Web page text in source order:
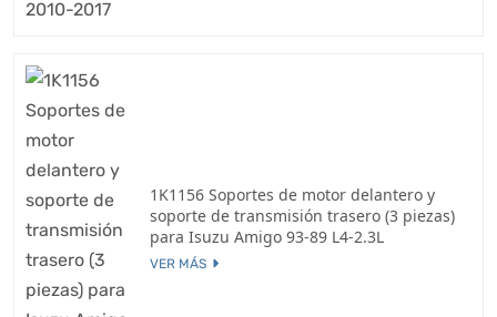
1K1156 Soportes de motor delantero y
soporte de transmisión trasero (3 piezas)
para Isuzu Amigo 93-89 L4-2.3L
VER MÁS